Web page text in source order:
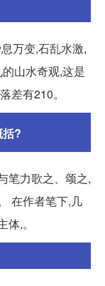
万变,石乱水激,
山水奇观,这是
差有210。
括?
笔力歌之、颂之,
在作者笔下,几
,。